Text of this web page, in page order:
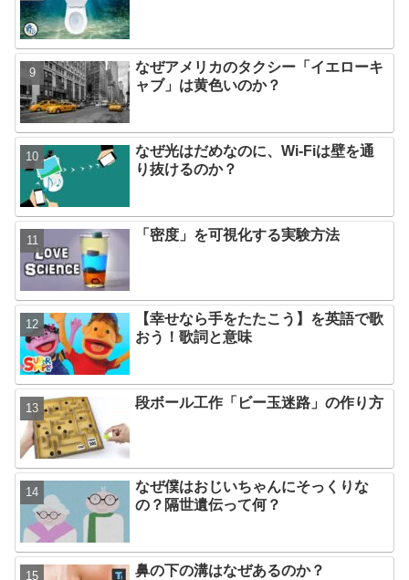
なぜアメリカのタクシー「イエローキ
ャブ」は黄色いのか？
なぜ光はだめなのに、Wi-Fiは壁を通
り抜けるのか？
「密度」を可視化する実験方法
【幸せなら手をたたこう】を英語で歌
おう！歌詞と意味
段ボール工作「ビー玉迷路」の作り方
なぜ僕はおじいちゃんにそっくりな
の？隔世遺伝って何？
鼻の下の溝はなぜあるのか？